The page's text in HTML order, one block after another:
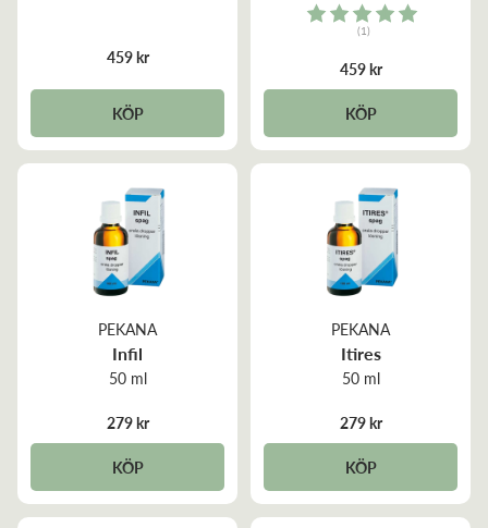
459 kr
KÖP
Rating:
(1)
459 kr
KÖP
PEKANA
Infil
50 ml
279 kr
KÖP
PEKANA
Itires
50 ml
279 kr
KÖP